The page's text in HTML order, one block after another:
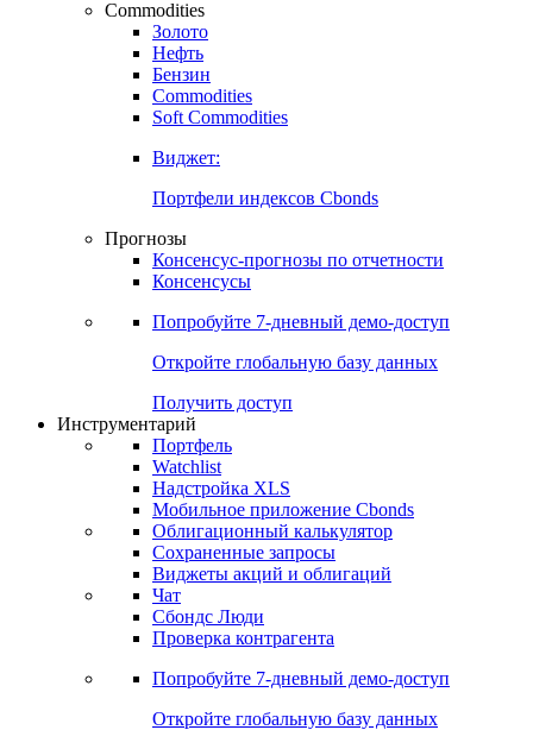
Commodities
Золото
Нефть
Бензин
Commodities
Soft Commodities
Виджет:
Портфели индексов Cbonds
Прогнозы
Консенсус-прогнозы по отчетности
Консенсусы
Попробуйте 7-дневный демо-доступ
Откройте глобальную базу данных
Получить доступ
Инструментарий
Портфель
Watchlist
Надстройка XLS
Мобильное приложение Cbonds
Облигационный калькулятор
Сохраненные запросы
Виджеты акций и облигаций
Чат
Сбондс Люди
Проверка контрагента
Попробуйте 7-дневный демо-доступ
Откройте глобальную базу данных